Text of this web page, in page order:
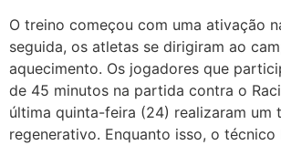
O treino começou com uma ativação
seguida, os atletas se dirigiram ao
aquecimento. Os jogadores que
de 45 minutos na partida contra o
última quinta-feira (24) realizaram um
regenerativo. Enquanto isso, o técnico